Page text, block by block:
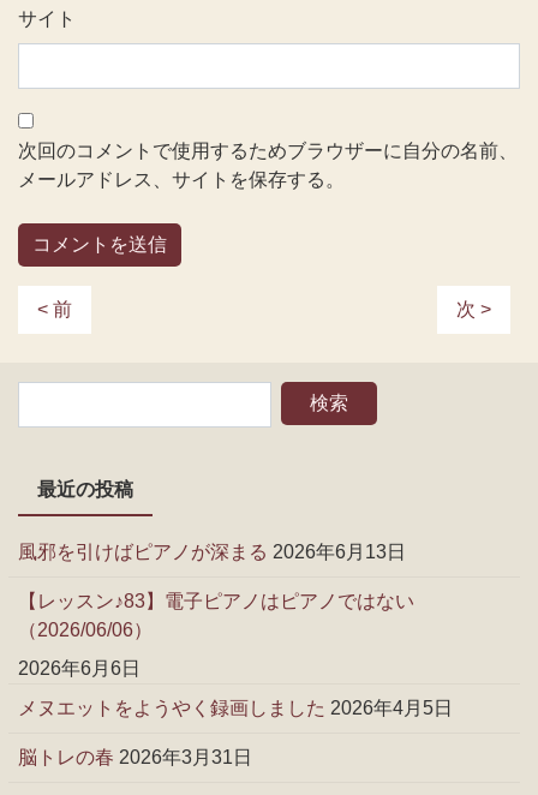
サイト
次回のコメントで使用するためブラウザーに自分の名前、
メールアドレス、サイトを保存する。
< 前 次 >
最近の投稿
風邪を引けばピアノが深まる 2026年6月13日
【レッスン♪83】電子ピアノはピアノではない
（2026/06/06）
2026年6月6日
メヌエットをようやく録画しました 2026年4月5日
脳トレの春 2026年3月31日